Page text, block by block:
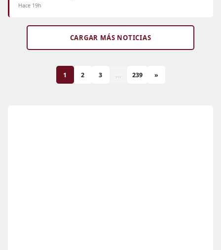
Hace 19h
CARGAR MÁS NOTICIAS
1 2 3 ... 239 »